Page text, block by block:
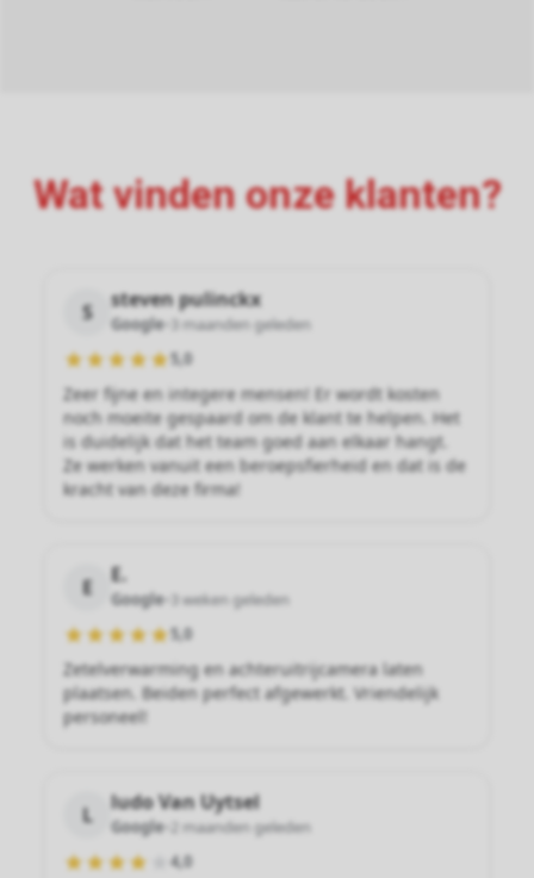
Wat vinden onze klanten?
S steven pulinckx
Google• 3 maanden geleden
5,0
Zeer fijne en integere mensen! Er wordt kosten
noch moeite gespaard om de klant te helpen. Het
is duidelijk dat het team goed aan elkaar hangt.
Ze werken vanuit een beroepsfierheid en dat is de
kracht van deze firma!
E E.
Google• 3 weken geleden
5,0
Zetelverwarming en achteruitrijcamera laten
plaatsen. Beiden perfect afgewerkt. Vriendelijk
personeel!
L ludo Van Uytsel
Google•
2 maanden geleden
4,0